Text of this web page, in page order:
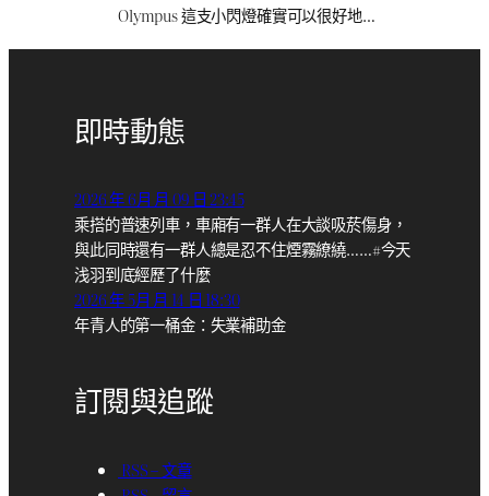
Olympus 這支小閃燈確實可以很好地…
即時動態
2026 年 6月 月 09 日 23:45
乘搭的普速列車，車廂有一群人在大談吸菸傷身，
與此同時還有一群人總是忍不住煙霧繚繞……#今天
浅羽到底經歷了什麼
2026 年 5月 月 14 日 18:30
年青人的第一桶金：失業補助金
訂閱與追蹤
RSS – 文章